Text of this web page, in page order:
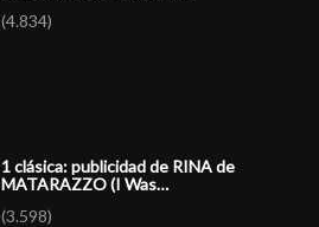
(4.834)
1 clásica: publicidad de RINA de
MATARAZZO (I Was…
(3.598)